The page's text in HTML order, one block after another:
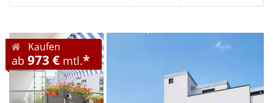
Kaufen
ab 973 € mtl.*